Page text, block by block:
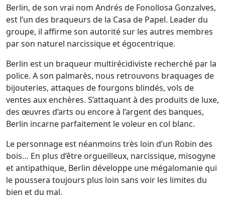
Berlin, de son vrai nom Andrés de Fonollosa Gonzalves,
est l’un des braqueurs de la Casa de Papel. Leader du
groupe, il affirme son autorité sur les autres membres
par son naturel narcissique et égocentrique.
Berlin est un braqueur multirécidiviste recherché par la
police. A son palmarès, nous retrouvons braquages de
bijouteries, attaques de fourgons blindés, vols de
ventes aux enchères. S’attaquant à des produits de luxe,
des œuvres d’arts ou encore à l’argent des banques,
Berlin incarne parfaitement le voleur en col blanc.
Le personnage est néanmoins très loin d’un Robin des
bois… En plus d’être orgueilleux, narcissique, misogyne
et antipathique, Berlin développe une mégalomanie qui
le poussera toujours plus loin sans voir les limites du
bien et du mal.